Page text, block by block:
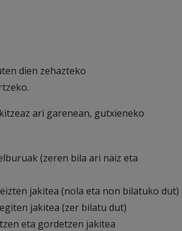
dien zehazteko
ari garenean, gutxieneko
(zeren bila ari naiz eta
jakitea (nola eta non bilatuko dut)
jakitea (zer bilatu dut)
eta gordetzen jakitea